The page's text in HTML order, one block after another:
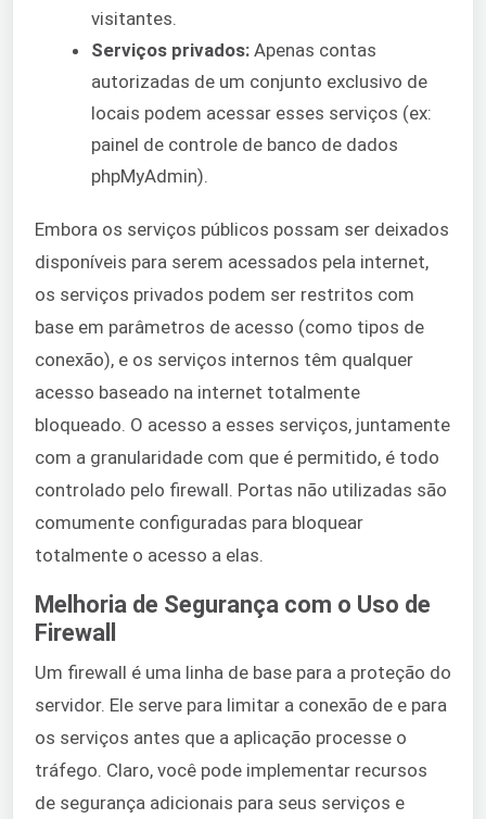
visitantes.
Serviços privados: Apenas contas
autorizadas de um conjunto exclusivo de
locais podem acessar esses serviços (ex:
painel de controle de banco de dados
phpMyAdmin).
Embora os serviços públicos possam ser deixados
disponíveis para serem acessados pela internet,
os serviços privados podem ser restritos com
base em parâmetros de acesso (como tipos de
conexão), e os serviços internos têm qualquer
acesso baseado na internet totalmente
bloqueado. O acesso a esses serviços, juntamente
com a granularidade com que é permitido, é todo
controlado pelo firewall. Portas não utilizadas são
comumente configuradas para bloquear
totalmente o acesso a elas.
Melhoria de Segurança com o Uso de
Firewall
Um firewall é uma linha de base para a proteção do
servidor. Ele serve para limitar a conexão de e para
os serviços antes que a aplicação processe o
tráfego. Claro, você pode implementar recursos
de segurança adicionais para seus serviços e